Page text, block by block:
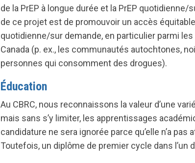
de la PrEP à longue durée et la PrEP
de ce projet est de promouvoir un accès
quotidienne/sur demande, en particulier parmi
Canada (p. ex., les communautés autochtones,
personnes qui consomment des drogues).
Éducation
Au CBRC, nous reconnaissons la valeur d’une
mais sans s’y limiter, les apprentissages
candidature ne sera ignorée parce qu’elle n’a
Toutefois, un diplôme de premier cycle dans l’un